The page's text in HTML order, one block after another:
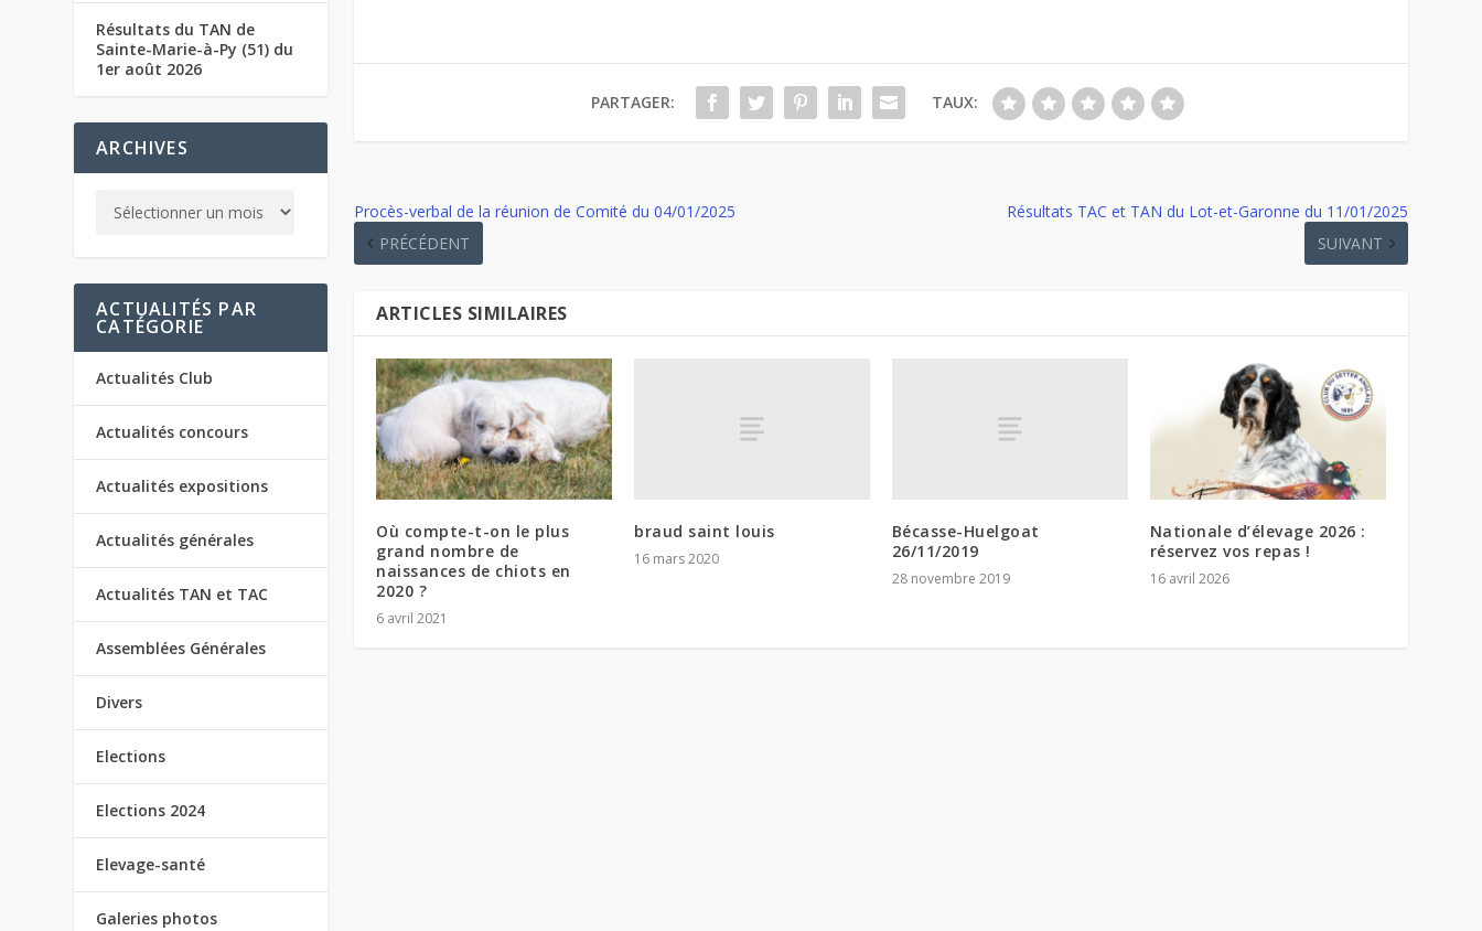
PARTAGER: TAUX:
Procès-verbal de la réunion de Comité du 04/01/2025
PRÉCÉDENT
Résultats TAC et TAN du Lot-et-Garonne du 11/01/2025
SUIVANT
ARTICLES SIMILAIRES
Où compte-t-on le plus
grand nombre de
naissances de chiots en
2020 ?
6 avril 2021
braud saint louis
16 mars 2020
Bécasse-Huelgoat
26/11/2019
28 novembre 2019
Nationale d’élevage 2026 :
réservez vos repas !
16 avril 2026
Résultats du TAN de
Sainte-Marie-à-Py (51) du
1er août 2026
ARCHIVES
ACTUALITÉS PAR
CATÉGORIE
Actualités Club
Actualités concours
Actualités expositions
Actualités générales
Actualités TAN et TAC
Assemblées Générales
Divers
Elections
Elections 2024
Elevage-santé
Galeries photos